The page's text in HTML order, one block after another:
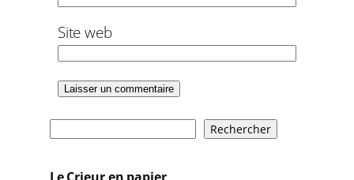
Site web
c
Rechercher